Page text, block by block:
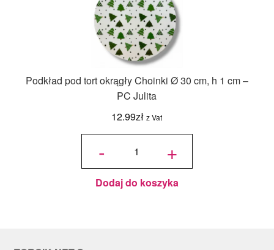
Podkład pod tort okrągły Choinki Ø 30 cm, h 1 cm –
PC Julita
12.99zł z Vat
-
ilość
okrągły
Choinki
Ø 30
cm, h 1
cm - PC
+
Dodaj do koszyka